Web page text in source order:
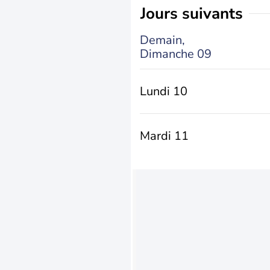
jours suivants
Demain,
Dimanche 09
Lundi 10
Mardi 11